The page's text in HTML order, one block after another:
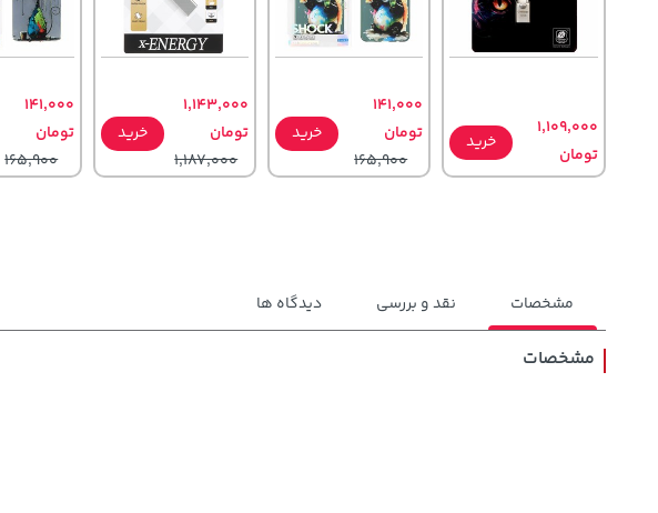
1,109,000
تومان
خرید
141,000
تومان
165,900
خرید
1,143,000
تومان
1,187,000
خرید
141,000
تومان
165,900
مشخصات نقد و بررسی دیدگاه ها
مشخصات